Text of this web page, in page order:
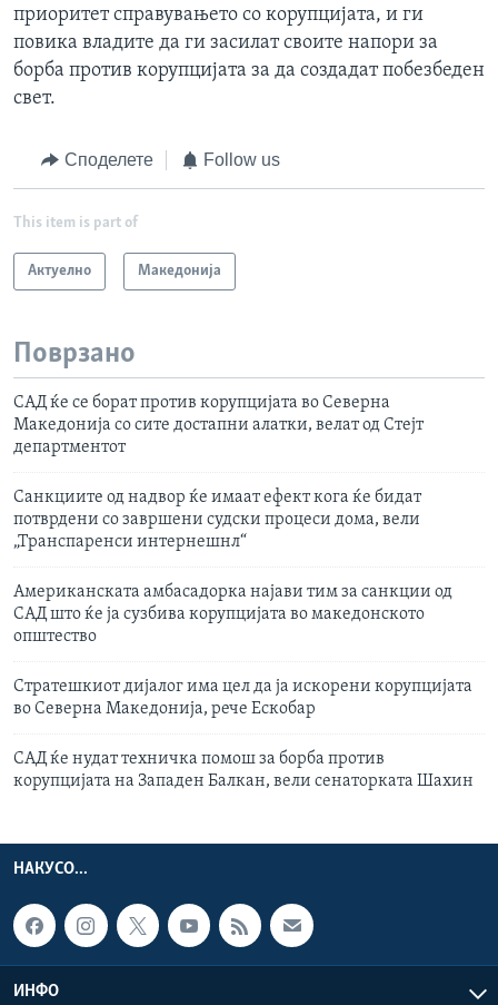
приоритет справувањето со корупцијата, и ги
повика владите да ги засилат своите напори за
борба против корупцијата за да создадат побезбеден
свет.
Споделете Follow us
This item is part of
Актуелно Македонија
Поврзано
САД ќе се борат против корупцијата во Северна
Македонија со сите достапни алатки, велат од Стејт
департментот
Санкциите од надвор ќе имаат ефект кога ќе бидат
потврдени со завршени судски процеси дома, вели
„Транспаренси интернешнл“
Американската амбасадорка најави тим за санкции од
САД што ќе ја сузбива корупцијата во македонското
општество
Стратешкиот дијалог има цел да ја искорени корупцијата
во Северна Македонија, рече Ескобар
САД ќе нудат техничка помош за борба против
корупцијата на Западен Балкан, вели сенаторката Шахин
НАКУСО...
ИНФО